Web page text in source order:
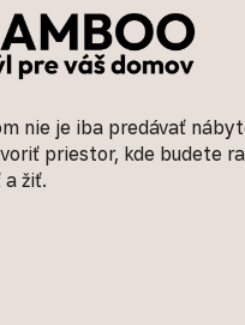
nie je iba predávať
priestor, kde budete
žiť.